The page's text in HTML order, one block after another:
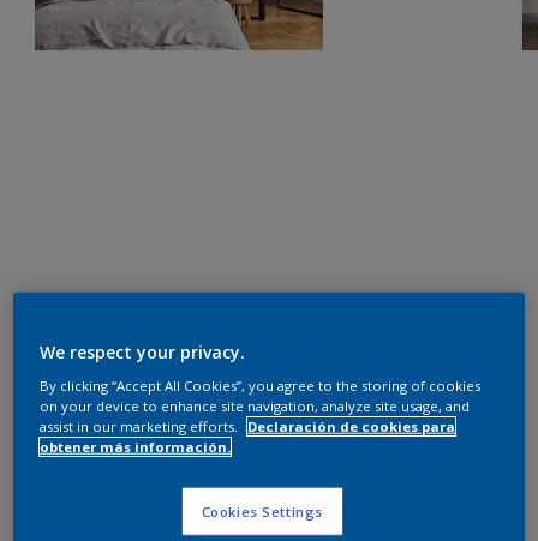
We respect your privacy.
By clicking “Accept All Cookies”, you agree to the storing of cookies
on your device to enhance site navigation, analyze site usage, and
assist in our marketing efforts.
Declaración de cookies para
obtener más información.
Cookies Settings